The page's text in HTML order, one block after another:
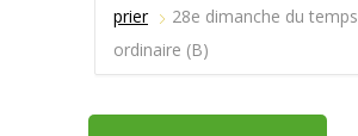
prier
28e dimanche du temps
ordinaire (B)